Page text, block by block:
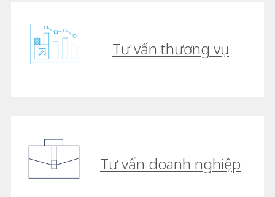
Tư vấn thương vụ
Tư vấn doanh nghiệp